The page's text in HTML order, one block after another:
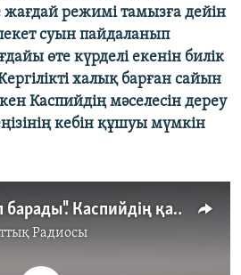
режимі тамызға дейін
суын пайдаланып
өте күрделі екенін билік
халық барған сайын
Каспийдің мәселесін дереу
кебін құшуы мүмкін
"Жағалау алыстап барады". Каспийдің қазіргі күйі қандай?
Радиосы